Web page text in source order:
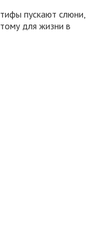
пускают слюни,
для жизни в